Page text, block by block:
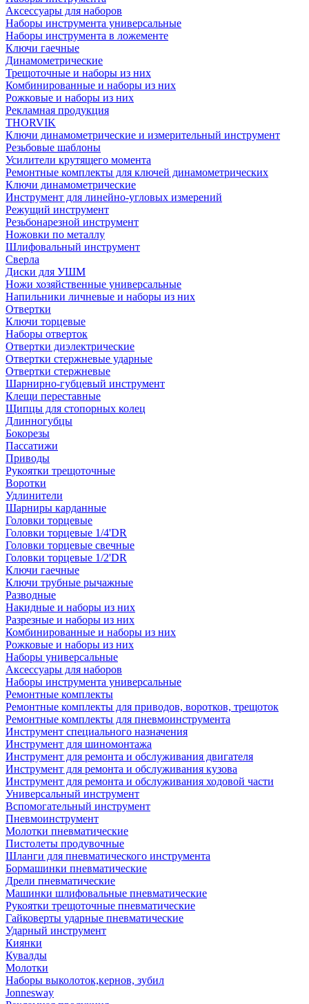
Аксессуары для наборов
Наборы инструмента универсальные
Наборы инструмента в ложементе
Ключи гаечные
Динамометрические
Трещоточные и наборы из них
Комбинированные и наборы из них
Рожковые и наборы из них
Рекламная продукция
THORVIK
Ключи динамометрические и измерительный инструмент
Резьбовые шаблоны
Усилители крутящего момента
Ремонтные комплекты для ключей динамометрических
Ключи динамометрические
Инструмент для линейно-угловых измерений
Режущий инструмент
Резьбонарезной инструмент
Ножовки по металлу
Шлифовальный инструмент
Сверла
Диски для УШМ
Ножи хозяйственные универсальные
Напильники личневые и наборы из них
Отвертки
Ключи торцевые
Наборы отверток
Отвертки диэлектрические
Отвертки стержневые ударные
Отвертки стержневые
Шарнирно-губцевый инструмент
Клещи переставные
Щипцы для стопорных колец
Длинногубцы
Бокорезы
Пассатижи
Приводы
Рукоятки трещоточные
Воротки
Удлинители
Шарниры карданные
Головки торцевые
Головки торцевые 1/4'DR
Головки торцевые свечные
Головки торцевые 1/2'DR
Ключи гаечные
Ключи трубные рычажные
Разводные
Накидные и наборы из них
Разрезные и наборы из них
Комбинированные и наборы из них
Рожковые и наборы из них
Наборы универсальные
Аксессуары для наборов
Наборы инструмента универсальные
Ремонтные комплекты
Ремонтные комплекты для приводов, воротков, трещоток
Ремонтные комплекты для пневмоинструмента
Инструмент специального назначения
Инструмент для шиномонтажа
Инструмент для ремонта и обслуживания двигателя
Инструмент для ремонта и обслуживания кузова
Инструмент для ремонта и обслуживания ходовой части
Универсальный инструмент
Вспомогательный инструмент
Пневмоинструмент
Молотки пневматические
Пистолеты продувочные
Шланги для пневматического инструмента
Бормашинки пневматические
Дрели пневматические
Машинки шлифовальные пневматические
Рукоятки трещоточные пневматические
Гайковерты ударные пневматические
Ударный инструмент
Киянки
Кувалды
Молотки
Наборы выколоток,кернов, зубил
Jonnesway